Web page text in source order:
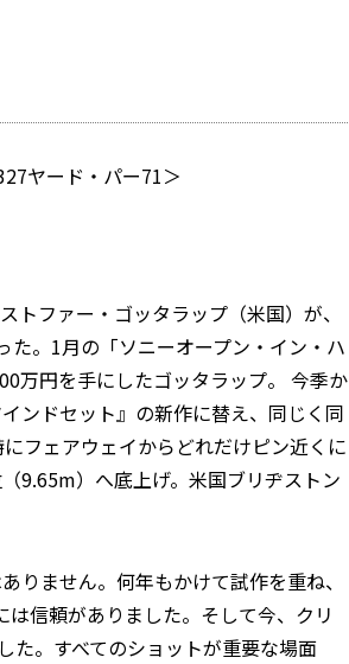
ヤード・パー71＞
ファー・ゴッタラップ（米国）が、
。1月の「ソニーオープン・イン・ハ
万円を手にしたゴッタラップ。 今季か
ンドセット』の新作に替え、同じく同
フェアウェイからどれだけピン近くに
9.65m）へ底上げ。米国ブリヂストン
りません。何年もかけて試作を重ね、
信頼がありました。そして今、クリ
た。すべてのショットが重要な場面